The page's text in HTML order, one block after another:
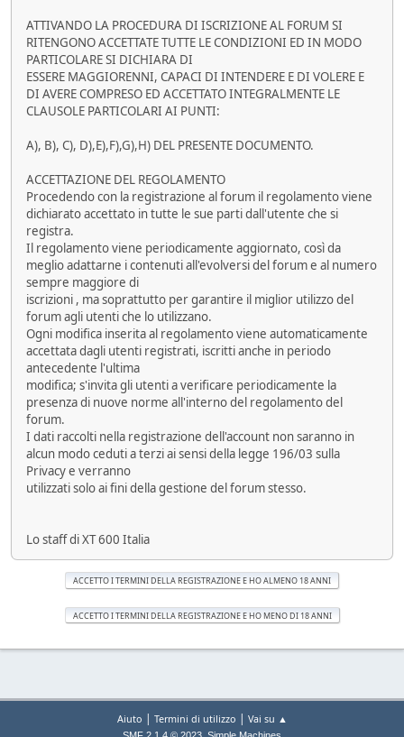
ATTIVANDO LA PROCEDURA DI ISCRIZIONE AL FORUM SI
RITENGONO ACCETTATE TUTTE LE CONDIZIONI ED IN MODO
PARTICOLARE SI DICHIARA DI
ESSERE MAGGIORENNI, CAPACI DI INTENDERE E DI VOLERE E
DI AVERE COMPRESO ED ACCETTATO INTEGRALMENTE LE
CLAUSOLE PARTICOLARI AI PUNTI:
A), B), C), D),E),F),G),H) DEL PRESENTE DOCUMENTO.
ACCETTAZIONE DEL REGOLAMENTO
Procedendo con la registrazione al forum il regolamento viene
dichiarato accettato in tutte le sue parti dall'utente che si
registra.
Il regolamento viene periodicamente aggiornato, così da
meglio adattarne i contenuti all'evolversi del forum e al numero
sempre maggiore di
iscrizioni , ma soprattutto per garantire il miglior utilizzo del
forum agli utenti che lo utilizzano.
Ogni modifica inserita al regolamento viene automaticamente
accettata dagli utenti registrati, iscritti anche in periodo
antecedente l'ultima
modifica; s'invita gli utenti a verificare periodicamente la
presenza di nuove norme all'interno del regolamento del
forum.
I dati raccolti nella registrazione dell'account non saranno in
alcun modo ceduti a terzi ai sensi della legge 196/03 sulla
Privacy e verranno
utilizzati solo ai fini della gestione del forum stesso.
Lo staff di XT 600 Italia
Aiuto | Termini di utilizzo | Vai su ▲